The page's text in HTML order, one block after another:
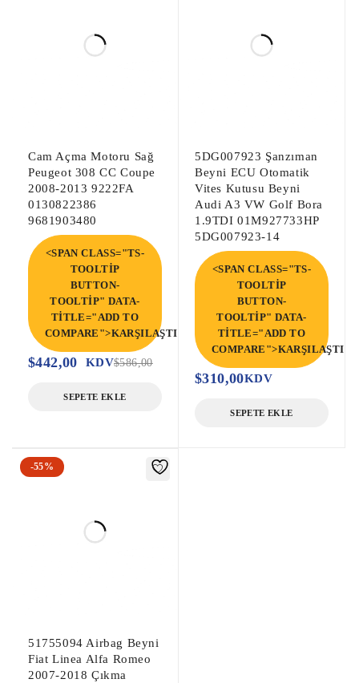
Cam Açma Motoru Sağ
Peugeot 308 CC Coupe
2008-2013 9222FA
0130822386
9681903480
<SPAN CLASS="TS-
TOOLTIP
BUTTON-
TOOLTIP" DATA-
TITLE="ADD TO
COMPARE">KARŞILAŞTIR</SPAN>
$586,00
$442,00 KDV
SEPETE EKLE
5DG007923 Şanzıman
Beyni ECU Otomatik
Vites Kutusu Beyni
Audi A3 VW Golf Bora
1.9TDI 01M927733HP
5DG007923-14
<SPAN CLASS="TS-
TOOLTIP
BUTTON-
TOOLTIP" DATA-
TITLE="ADD TO
$310,00KDV
SEPETE EKLE
-55%
51755094 Airbag Beyni
Fiat Linea Alfa Romeo
2007-2018 Çıkma